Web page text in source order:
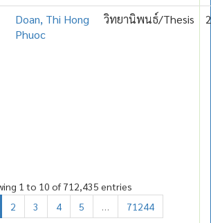
Doan, Thi Hong
Phuoc
วิทยานิพนธ์/Thesis
1 to 10 of 712,435 entries
2 3 4 5 …
71244